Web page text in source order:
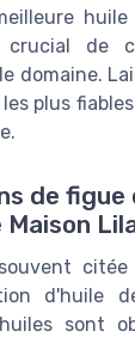
de
domaine.
plus
de
Maison
d'huile
sont